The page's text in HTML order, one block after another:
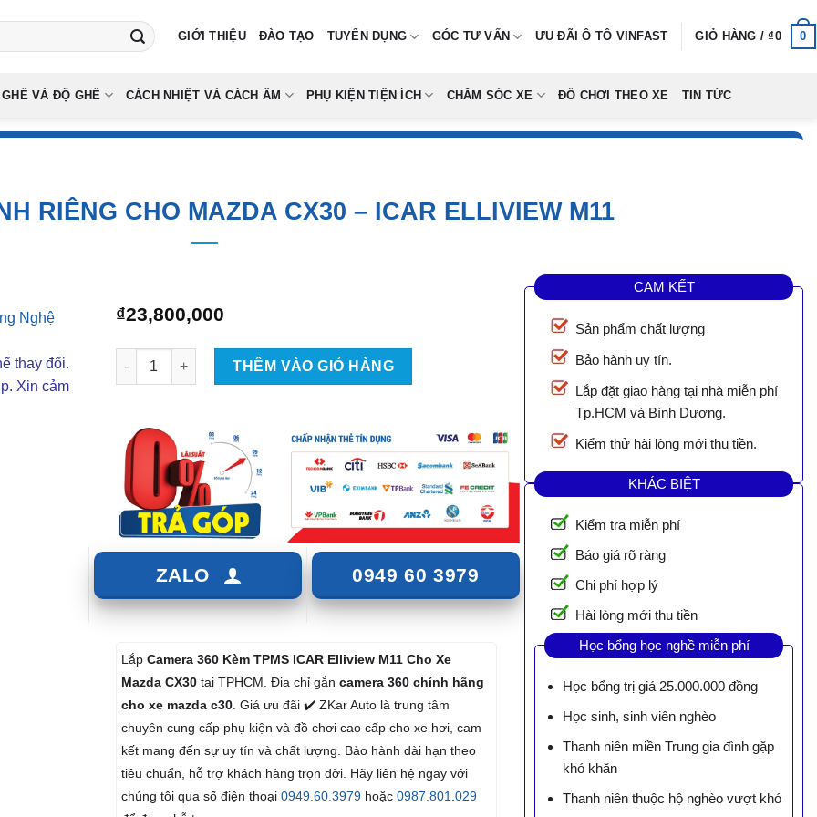
GIỚI THIỆU ĐÀO TẠO TUYỂN DỤNG GÓC TƯ VẤN ƯU ĐÃI Ô TÔ VINFAST GIỎ HÀNG /₫0 0
VÀ ĐỘ GHẾ CÁCH NHIỆT VÀ CÁCH ÂM PHỤ KIỆN TIỆN ÍCH CHĂM SÓC XE ĐỒ CHƠI THEO XE TIN TỨC
RIÊNG CHO MAZDA CX30 – ICAR ELLIVIEW M11
thay đổi.
Xin cảm
₫23,800,000
Camera 360 Dành Riêng Cho Mazda CX30 - ICAR Elliview M11 số lượng
THÊM VÀO GIỎ HÀNG
ZALO 0949 60 3979
Lắp Camera 360 Kèm TPMS ICAR Elliview M11 Cho Xe
Mazda CX30 tại TPHCM. Địa chỉ gắn camera 360 chính hãng
cho xe mazda c30 . Giá ưu đãi ✔️ ZKar Auto là trung tâm
chuyên cung cấp phụ kiện và đồ chơi cao cấp cho xe hơi, cam
kết mang đến sự uy tín và chất lượng. Bảo hành dài hạn theo
tiêu chuẩn, hỗ trợ khách hàng trọn đời. Hãy liên hệ ngay với
chúng tôi qua số điện thoại 0949.60.3979 hoặc 0987.801 029
CAM KẾT
Sản phẩm chất lượng
Bảo hành uy tín.
Lắp đặt giao hàng tại nhà miễn phí
Tp.HCM và Bình Dương.
Kiểm thử hài lòng mới thu tiền.
KHÁC BIỆT
Kiểm tra miễn phí
Báo giá rõ ràng
Chi phí hợp lý
Hài lòng mới thu tiền
Học bổng học nghề miễn phí
Học bổng trị giá 25.000.000 đồng
Học sinh, sinh viên nghèo
Thanh niên miền Trung gia đình gặp
khó khăn
Thanh niên thuộc hộ nghèo vượt khó